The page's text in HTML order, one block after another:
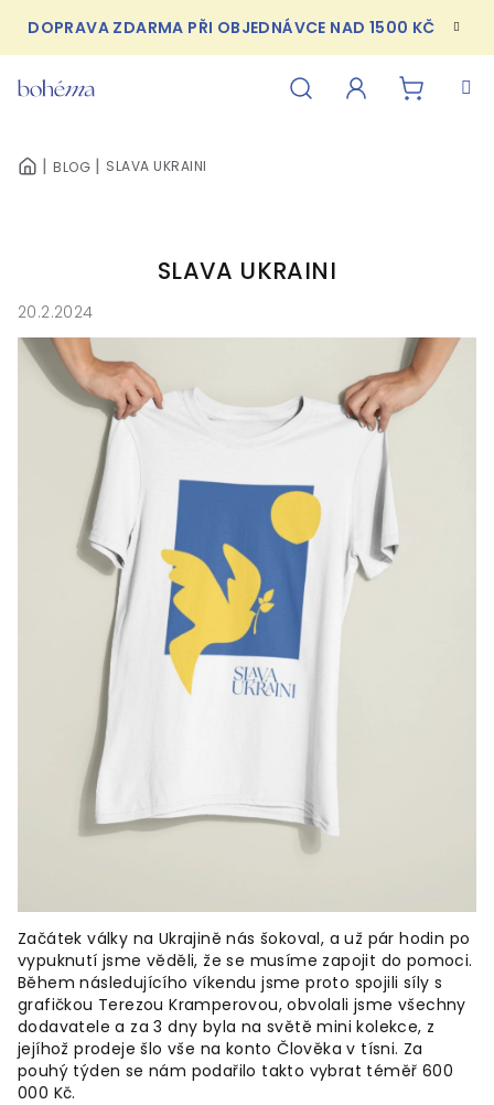
obsah
DOPRAVA ZDARMA PŘI OBJEDNÁVCE NAD 1500 KČ
DOMŮBLOG SLAVA UKRAINI
SLAVA UKRAINI
20.2.2024
Začátek války na Ukrajině nás šokoval, a už pár hodin po
vypuknutí jsme věděli, že se musíme zapojit do pomoci.
Během následujícího víkendu jsme proto spojili síly s
grafičkou Terezou Kramperovou, obvolali jsme všechny
dodavatele a za 3 dny byla na světě mini kolekce, z
jejíhož prodeje šlo vše na konto Člověka v tísni. Za
pouhý týden se nám podařilo takto vybrat téměř 600
000 Kč.